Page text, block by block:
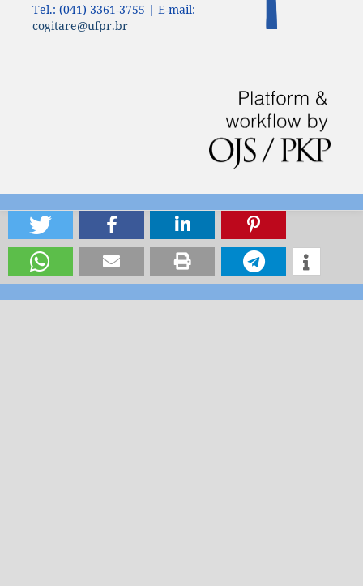
Tel.: (041) 3361-3755 | E-mail:
cogitare@ufpr.br